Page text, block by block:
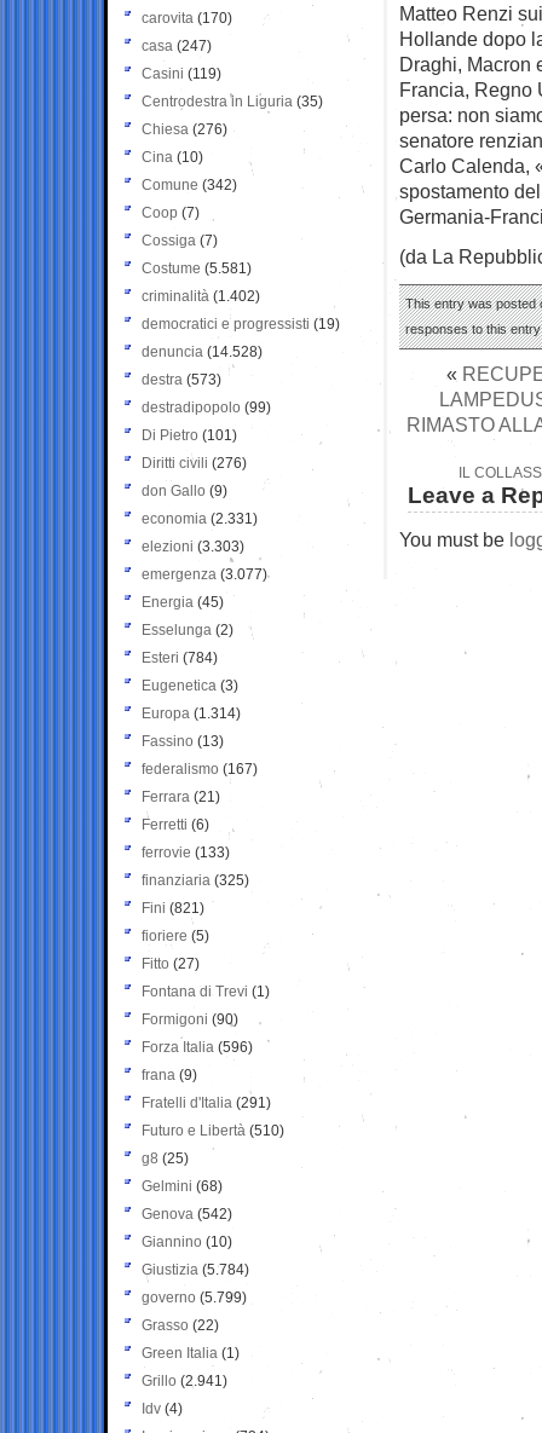
Matteo Renzi
Hollande dopo
Draghi, Macron
Francia, Regno
persa: non
senatore
Carlo Calenda,
spostamento
Germania-
(da La
This entry was posted
responses to this
«
RIMASTO
IL
Leave a
You must be
carovita (170)
casa (247)
Casini (119)
Centrodestra in Liguria (35)
Chiesa (276)
Cina (10)
Comune (342)
Coop (7)
Cossiga (7)
Costume (5.581)
criminalità (1.402)
democratici e progressisti (19)
denuncia (14.528)
destra (573)
destradipopolo (99)
Di Pietro (101)
Diritti civili (276)
don Gallo (9)
economia (2.331)
elezioni (3.303)
emergenza (3.077)
Energia (45)
Esselunga (2)
Esteri (784)
Eugenetica (3)
Europa (1.314)
Fassino (13)
federalismo (167)
Ferrara (21)
Ferretti (6)
ferrovie (133)
finanziaria (325)
Fini (821)
fioriere (5)
Fitto (27)
Fontana di Trevi (1)
Formigoni (90)
Forza Italia (596)
frana (9)
Fratelli d'Italia (291)
Futuro e Libertà (510)
g8 (25)
Gelmini (68)
Genova (542)
Giannino (10)
Giustizia (5.784)
governo (5.799)
Grasso (22)
Green Italia (1)
Grillo (2.941)
Idv (4)